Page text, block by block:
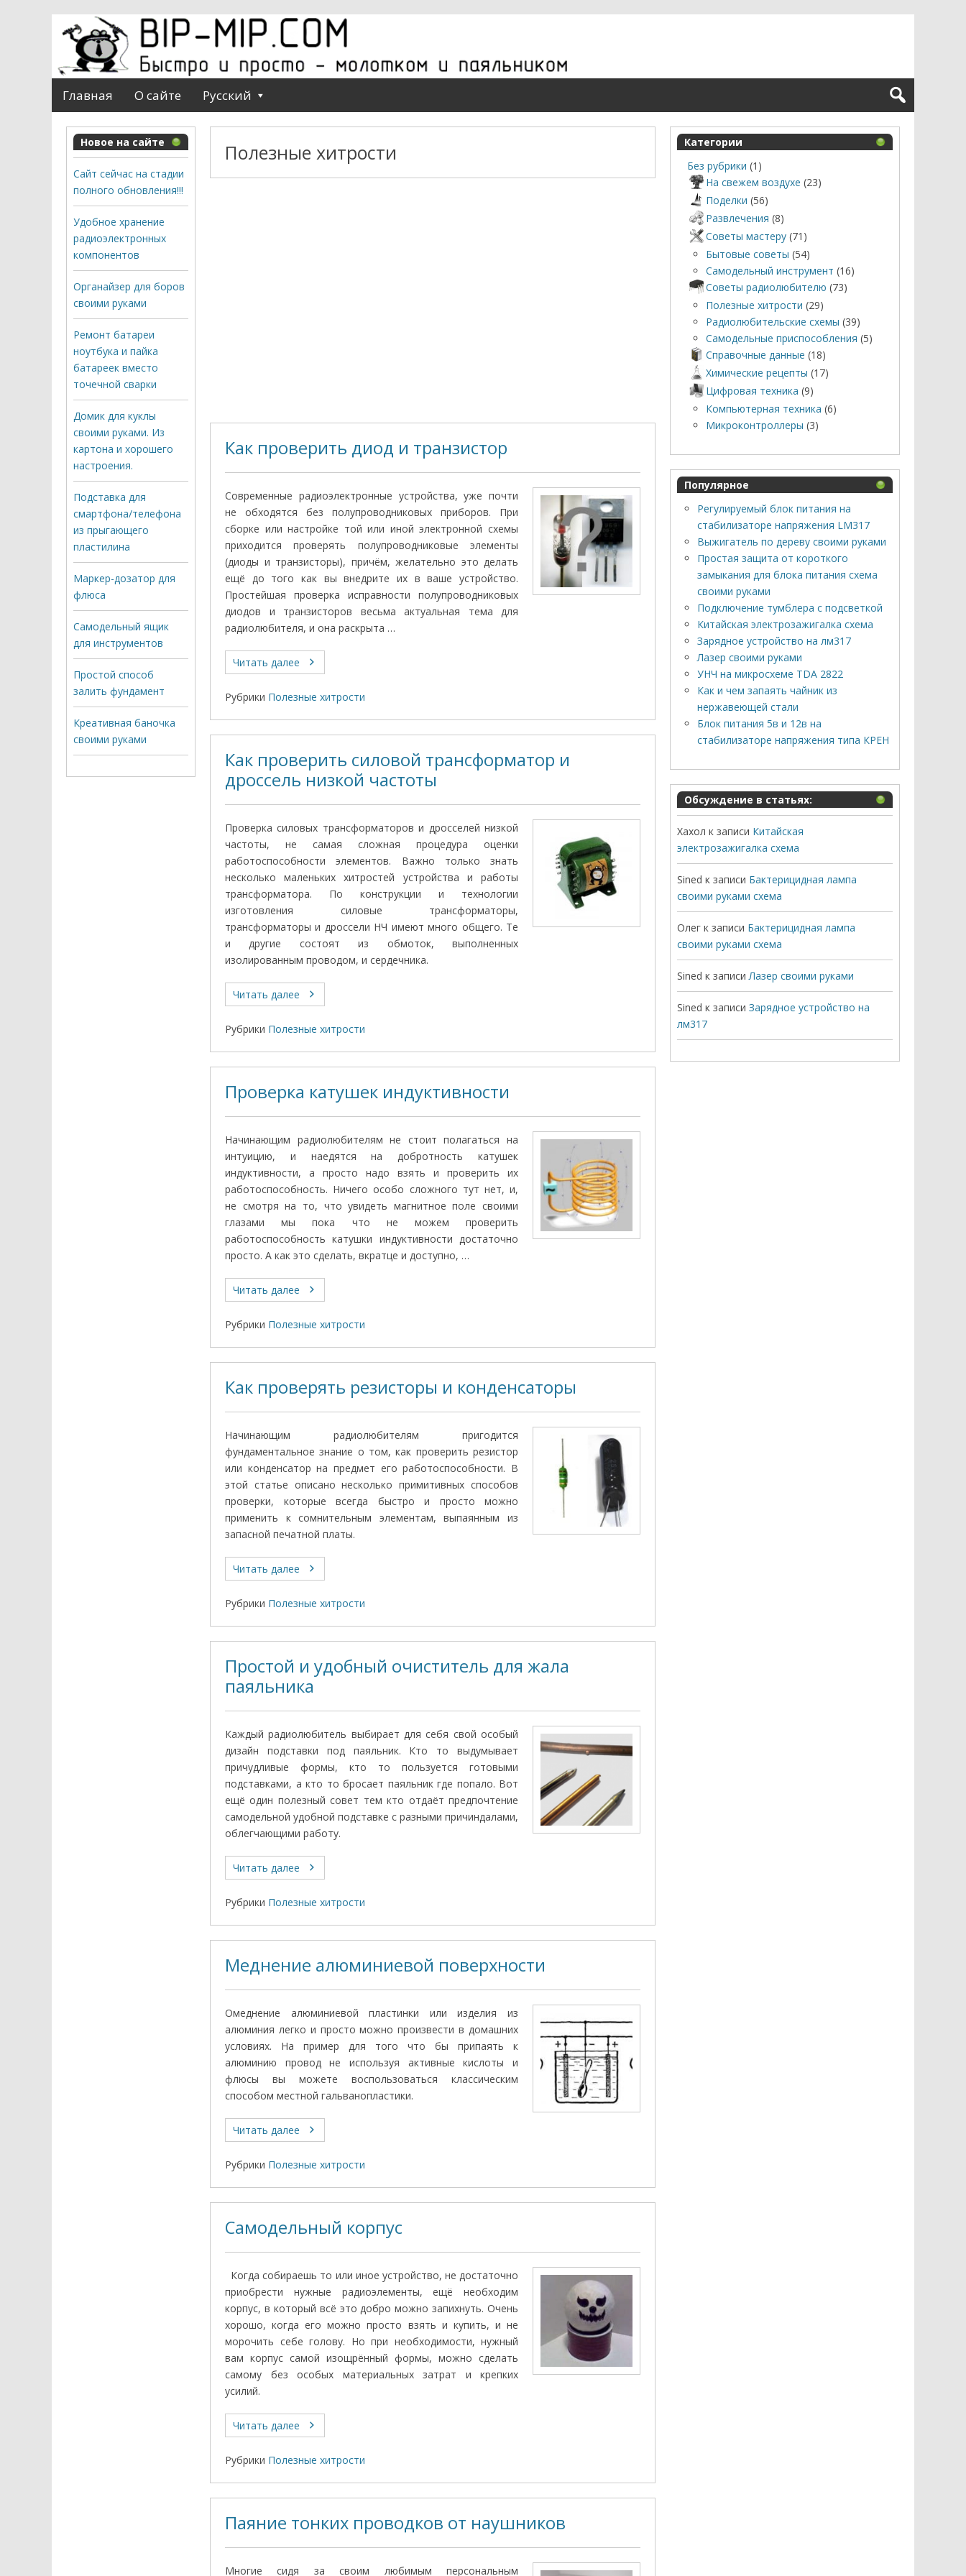
Главная О сайте Русский
Полезные хитрости
Как проверить диод и транзистор
Современные радиоэлектронные устройства, уже почти
не обходятся без полупроводниковых приборов. При
сборке или настройке той или иной электронной схемы
приходится проверять полупроводниковые элементы
(диоды и транзисторы), причём, желательно это делать
ещё до того как вы внедрите их в ваше устройство.
Простейшая проверка исправности полупроводниковых
диодов и транзисторов весьма актуальная тема для
радиолюбителя, и она раскрыта …
Читать далее
Рубрики Полезные хитрости
Как проверить силовой трансформатор и
дроссель низкой частоты
Проверка силовых трансформаторов и дросселей низкой
частоты, не самая сложная процедура оценки
работоспособности элементов. Важно только знать
несколько маленьких хитростей устройства и работы
трансформатора. По конструкции и технологии
изготовления силовые трансформаторы,
трансформаторы и дроссели НЧ имеют много общего. Те
и другие состоят из обмоток, выполненных
изолированным прово­дом, и сердечника.
Читать далее
Рубрики Полезные хитрости
Проверка катушек индуктивности
Начинающим радиолюбителям не стоит полагаться на
интуицию, и наедятся на добротность катушек
индуктивности, а просто надо взять и проверить их
работоспособность. Ничего особо сложного тут нет, и,
не смотря на то, что увидеть магнитное поле своими
глазами мы пока что не можем проверить
работоспособность катушки индуктивности достаточно
просто. А как это сделать, вкратце и доступно, …
Читать далее
Рубрики Полезные хитрости
Как проверять резисторы и конденсаторы
Начинающим радиолюбителям пригодится
фундаментальное знание о том, как проверить резистор
или конденсатор на предмет его работоспособности. В
этой статье описано несколько примитивных способов
проверки, которые всегда быстро и просто можно
применить к сомнительным элементам, выпаянным из
запасной печатной платы.
Читать далее
Рубрики Полезные хитрости
Простой и удобный очиститель для жала
паяльника
Каждый радиолюбитель выбирает для себя свой особый
дизайн подставки под паяльник. Кто то выдумывает
причудливые формы, кто то пользуется готовыми
подставками, а кто то бросает паяльник где попало. Вот
ещё один полезный совет тем кто отдаёт предпочтение
самодельной удобной подставке с разными причиндалами,
облегчающими работу.
Читать далее
Рубрики Полезные хитрости
Меднение алюминиевой поверхности
Омеднение алюминиевой пластинки или изделия из
алюминия легко и просто можно произвести в домашних
условиях. На пример для того что бы припаять к
алюминию провод не используя активные кислоты и
флюсы вы можете воспользоваться классическим
способом местной гальванопластики.
Читать далее
Рубрики Полезные хитрости
Самодельный корпус
Когда собираешь то или иное устройство, не достаточно
приобрести нужные радиоэлементы, ещё необходим
корпус, в который всё это добро можно запихнуть. Очень
хорошо, когда его можно просто взять и купить, и не
морочить себе голову. Но при необходимости, нужный
вам корпус самой изощрённый формы, можно сделать
самому без особых материальных затрат и крепких
усилий.
Читать далее
Рубрики Полезные хитрости
Паяние тонких проводков от наушников
Многие сидя за своим любимым персональным
Категории
Без рубрики (1)
На свежем воздухе (23)
Поделки (56)
Развлечения (8)
Советы мастеру (71)
Бытовые советы (54)
Самодельный инструмент (16)
Советы радиолюбителю (73)
Полезные хитрости (29)
Радиолюбительские схемы (39)
Самодельные приспособления (5)
Справочные данные (18)
Химические рецепты (17)
Цифровая техника (9)
Компьютерная техника (6)
Микроконтроллеры (3)
Популярное
Регулируемый блок питания на
стабилизаторе напряжения LM317
Выжигатель по дереву своими руками
Простая защита от короткого
замыкания для блока питания схема
своими руками
Подключение тумблера с подсветкой
Китайская электрозажигалка схема
Зарядное устройство на лм317
Лазер своими руками
УНЧ на микросхеме TDA 2822
Как и чем запаять чайник из
нержавеющей стали
Блок питания 5в и 12в на
стабилизаторе напряжения типа КРЕН
Обсуждение в статьях:
Хахол к записи Китайская
электрозажигалка схема
Sined к записи Бактерицидная лампа
своими руками схема
Олег к записи Бактерицидная лампа
своими руками схема
Sined к записи Лазер своими руками
Sined к записи Зарядное устройство на
лм317
Новое на сайте
Сайт сейчас на стадии
полного обновления!!!
Удобное хранение
радиоэлектронных
компонентов
Органайзер для боров
своими руками
Ремонт батареи
ноутбука и пайка
батареек вместо
точечной сварки
Домик для куклы
своими руками. Из
картона и хорошего
настроения.
Подставка для
смартфона/телефона
из прыгающего
пластилина
Маркер-дозатор для
флюса
Самодельный ящик
для инструментов
Простой способ
залить фундамент
Креативная баночка
своими руками